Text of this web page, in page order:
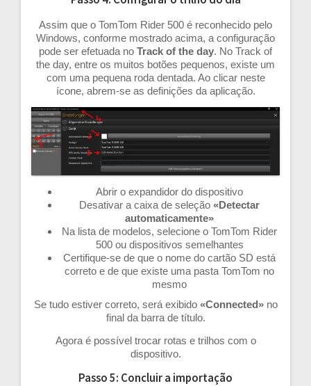
Assim que o TomTom Rider 500 é reconhecido pelo
Windows, conforme mostrado acima, a configuração
pode ser efetuada no Track of the day. No Track of
the day, entre os muitos botões pequenos, existe um
com uma pequena roda dentada. Ao clicar neste
ícone, abrem-se as definições da aplicação.
Abrir o expandidor do dispositivo
Desativar a caixa de seleção «Detectar
automaticamente»
Na lista de modelos, selecione o TomTom Rider
500 ou dispositivos semelhantes
Certifique-se de que o nome do cartão SD está
correto e de que existe uma pasta TomTom no
mesmo
Se tudo estiver correto, será exibido «Connected»no
final da barra de título.
Agora é possível trocar rotas e trilhos com o
dispositivo.
Passo 5: Concluir a importação